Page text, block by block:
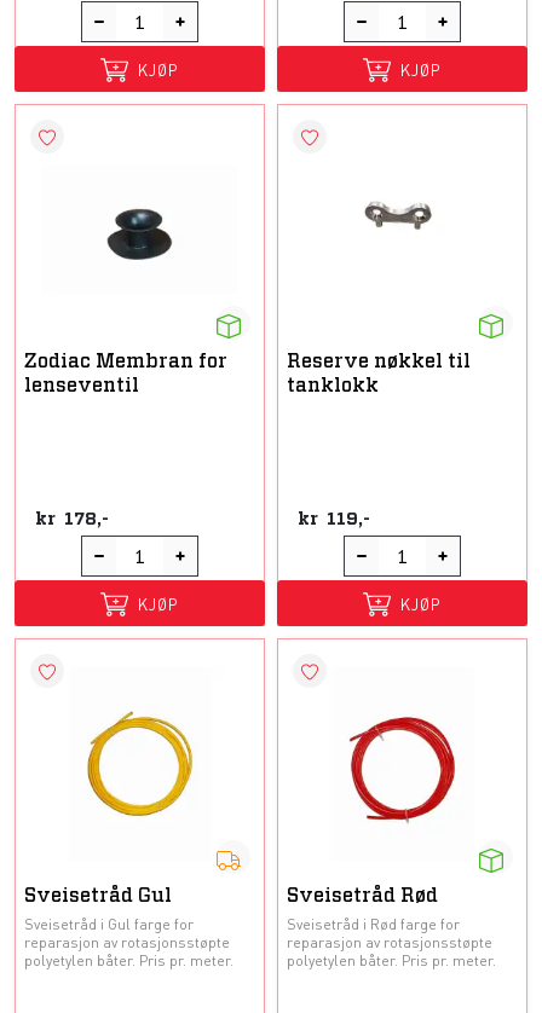
KJØP KJØP
Zodiac Membran for
lenseventil
kr 178,-
KJØP
Reserve nøkkel til
tanklokk
kr 119,-
KJØP
Sveisetråd Gul
Sveisetråd i Gul farge for
reparasjon av rotasjonsstøpte
polyetylen båter. Pris pr. meter.
Sveisetråd Rød
Sveisetråd i Rød farge for
reparasjon av rotasjonsstøpte
polyetylen båter. Pris pr. meter.